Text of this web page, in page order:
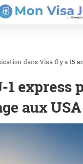
dans VisaIl y a 15
1 express
aux USA